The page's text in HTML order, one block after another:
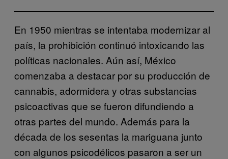
En 1950 mientras se intentaba modernizar al
país, la prohibición continuó intoxicando las
políticas nacionales. Aún así, México
comenzaba a destacar por su producción de
cannabis, adormidera y otras substancias
psicoactivas que se fueron difundiendo a
otras partes del mundo. Además para la
década de los sesentas la mariguana junto
con algunos psicodélicos pasaron a ser un